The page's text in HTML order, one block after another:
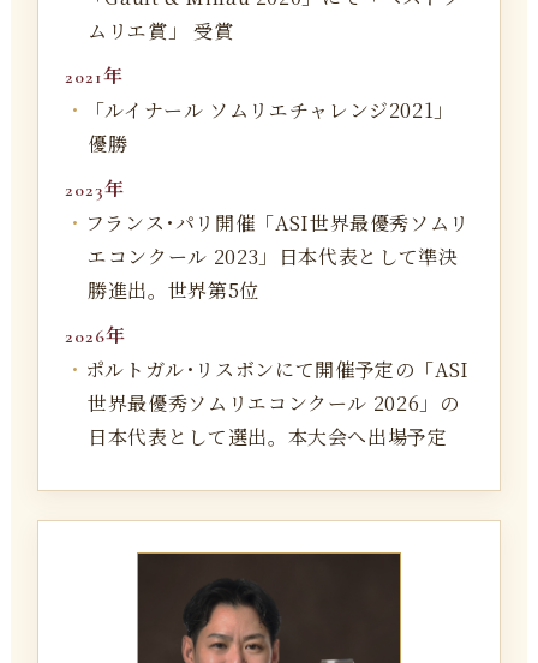
ムリエ賞」 受賞
2021年
「ルイナール ソムリエチャレンジ2021」
優勝
2023年
フランス･パリ開催「ASI世界最優秀ソムリ
エコンクール 2023」日本代表として準決
勝進出。世界第5位
2026年
ポルトガル･リスボンにて開催予定の「ASI
世界最優秀ソムリエコンクール 2026」の
日本代表として選出。本大会へ出場予定